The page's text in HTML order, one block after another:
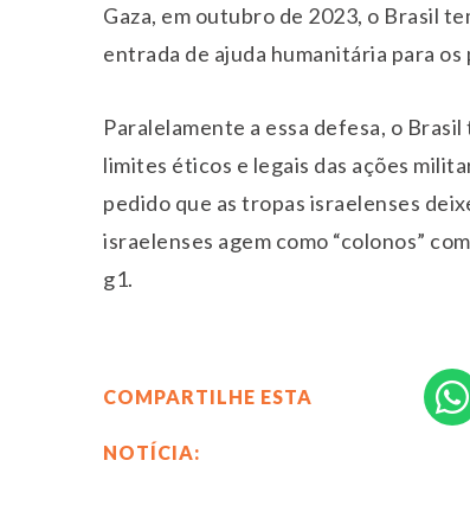
Gaza, em outubro de 2023, o Brasil
entrada de ajuda humanitária para os
Paralelamente a essa defesa, o
limites éticos e legais das ações
pedido que as tropas israelenses
israelenses agem como “colonos”
g1.
COMPARTILHE ESTA
NOTÍCIA: